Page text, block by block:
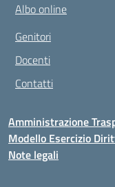
Albo online
Genitori
Docenti
Contatti
Amministrazione
Modello Esercizio
Note legali